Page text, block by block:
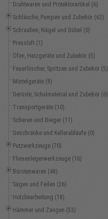
Drahtwaren und Protektorartikel (6)
Schläuche, Pumpen und Zubehör (62)
Schrauben, Nägel und Dübel (0)
Pressluft (1)
Öfen, Heizgeräte und Zubehör (5)
Feuerlöscher, Spritzen und Zubehör (5)
Mörtelgeräte (9)
Gerüste, Schalmaterial und Zubehör (6)
Transportgeräte (10)
Scheren und Bieger (11)
Geschränke und Kellerabläufe (0)
Putzwerkzeuge (70)
Fliesenlegerwerkzeuge (16)
Bürstenwaren (48)
Sägen und Feilen (26)
Holzbearbeitung (18)
Hämmer und Zangen (53)